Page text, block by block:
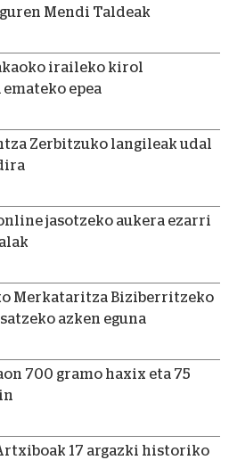
Mendi Taldeak
iraileko kirol
epea
Zerbitzuko langileak udal
jasotzeko aukera ezarri
Merkataritza Biziberritzeko
azken eguna
700 gramo haxix eta 75
17 argazki historiko